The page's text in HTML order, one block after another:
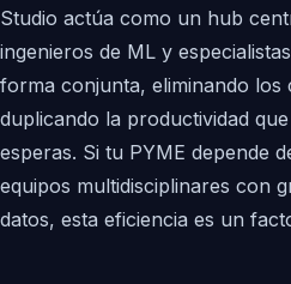
Studio actúa como un hub
ingenieros de ML y
forma conjunta, eliminando los
duplicando la productividad
esperas. Si tu PYME depende
equipos multidisciplinares con
datos, esta eficiencia es un